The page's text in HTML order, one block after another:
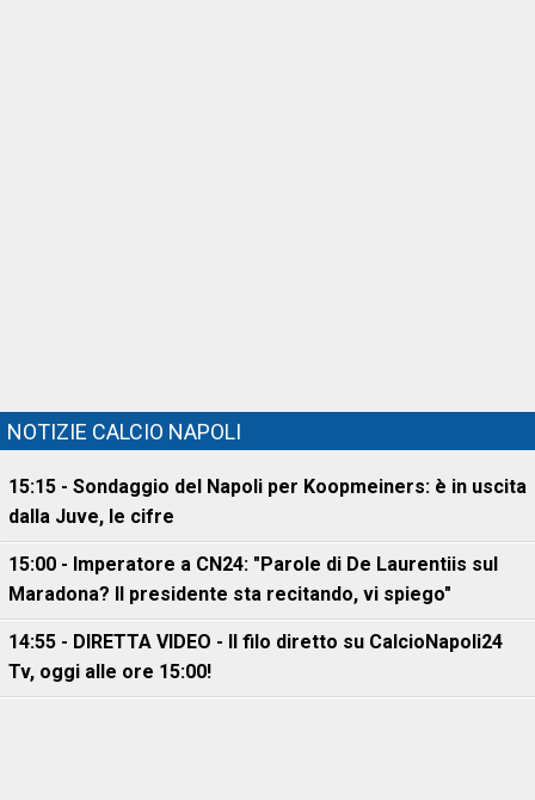
NOTIZIE CALCIO NAPOLI
15:15 - Sondaggio del Napoli per Koopmeiners: è in uscita
dalla Juve, le cifre
15:00 - Imperatore a CN24: "Parole di De Laurentiis sul
Maradona? Il presidente sta recitando, vi spiego"
14:55 - DIRETTA VIDEO - Il filo diretto su CalcioNapoli24
Tv, oggi alle ore 15:00!